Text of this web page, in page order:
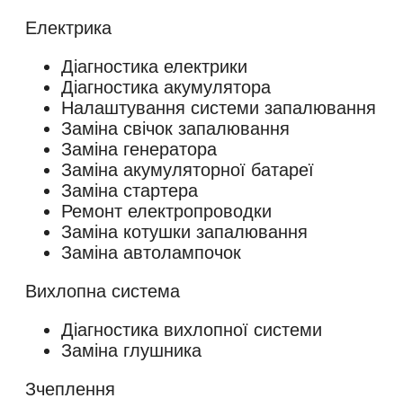
Електрика
Діагностика електрики
Діагностика акумулятора
Налаштування системи запалювання
Заміна свічок запалювання
Заміна генератора
Заміна акумуляторної батареї
Заміна стартера
Ремонт електропроводки
Заміна котушки запалювання
Заміна автолампочок
Вихлопна система
Діагностика вихлопної системи
Заміна глушника
Зчеплення